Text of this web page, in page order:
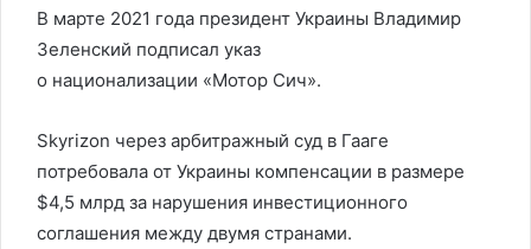
В марте 2021 года президент Украины Владимир
Зеленский подписал указ
о национализации «Мотор Сич».
Skyrizon через арбитражный суд в Гааге
потребовала от Украины компенсации в размере
$4,5 млрд за нарушения инвестиционного
соглашения между двумя странами.